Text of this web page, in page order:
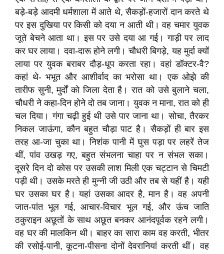
बड़े-बड़े आदमी धर्मशाला में आते थे, सैकड़ों-हजारों दान करते थे
पर इस दुखिया पर किसी को दया न आती थी। वह चमार युवक
जूते बेचने आता था। इस पर उसे दया आ गई। गाड़ी पर लाद
कर घर लाया। दवा-दारू होने लगी। चौधरी बिगड़े, यह मुर्दा क्यों
लाया पर युवक बराबर दौड़-धूप करता रहा। वहां डॉक्टर-वै?
कहां थे- भभूत और आशीर्वाद का भरोसा था। एक ओझे की
तारीफ सुनी, मुर्दों को जिला देता है। रात को उसे बुलाने चला,
चौधरी ने कहा-दिन होने दो तब जाना। युवक न माना, रात को ही
चल दिया। गंगा चढ़ी हुई थी उसे पार जाना था। सोचा, तैरकर
निकल जाऊंगा, कौन बहुत चौड़ा पाट है। सैकड़ों ही बार इस
तरह आ-जा चुका था। निशंक पानी में घुस पड़ा पर लहरें तेज
थीं, पांव उखड़ गए, बहुत संभलना चाहा पर न संभल सका।
दूसरे दिन दो कोस पर उसकी लाश मिली एक चट्टान से चिमटी
पड़ी थी। उसके मरते ही मुन्नी जी उठी और तब से यहीं है। यही
घर उसका घर है। यहां उसका आदर है, मान है। वह अपनी
जात-पांत भूल गई, आचार-विचार भूल गई, और ऊंच जाति
ठकुराइन अछूतों के साथ अछूत बनकर आनंदपूर्वक रहने लगी।
वह घर की मालकिन थी। बाहर का सारा काम वह करती, भीतर
की रसोई-पानी, कूटना-पीसना दोनों देवरानियां करती थीं। वह